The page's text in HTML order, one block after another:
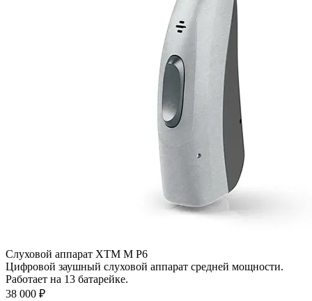
Слуховой аппарат XTM М P6
Цифровой заушный слуховой аппарат средней мощности.
Работает на 13 батарейке.
38 000 ₽